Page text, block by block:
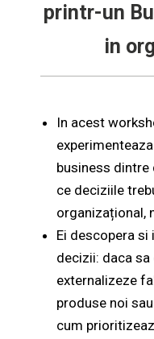
printr-un
in
In acest
business
ce deciziile
organizațional,
Ei descopera si
decizii: daca
externalizeze
produse noi
cum